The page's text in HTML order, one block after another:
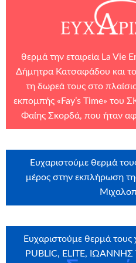
θερμά την εταιρεία La Vie
Δήμητρα Κατσαφάδου και
τη δωρεά τους στο
εκπομπής «Fay’s Time» του
Φαίης Σκορδά, που ήταν
Ευχαριστούμε θερμά
μέρος στην εκπλήρωση
Ευχαριστούμε θερμά τους
PUBLIC, ELITE,